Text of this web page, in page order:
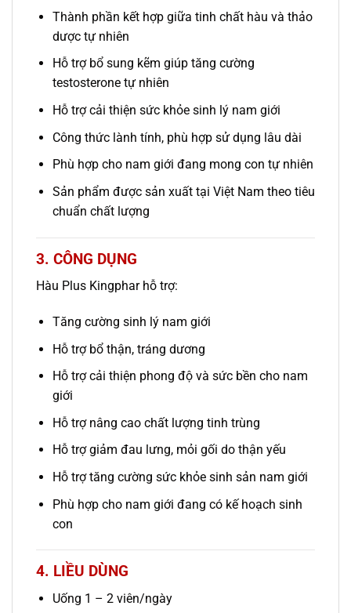
Thành phần kết hợp giữa tinh chất hàu và thảo
dược tự nhiên
Hỗ trợ bổ sung kẽm giúp tăng cường
testosterone tự nhiên
Hỗ trợ cải thiện sức khỏe sinh lý nam giới
Công thức lành tính, phù hợp sử dụng lâu dài
Phù hợp cho nam giới đang mong con tự nhiên
Sản phẩm được sản xuất tại Việt Nam theo tiêu
chuẩn chất lượng
3. CÔNG DỤNG
Hàu Plus Kingphar hỗ trợ:
Tăng cường sinh lý nam giới
Hỗ trợ bổ thận, tráng dương
Hỗ trợ cải thiện phong độ và sức bền cho nam
giới
Hỗ trợ nâng cao chất lượng tinh trùng
Hỗ trợ giảm đau lưng, mỏi gối do thận yếu
Hỗ trợ tăng cường sức khỏe sinh sản nam giới
Phù hợp cho nam giới đang có kế hoạch sinh
con
4. LIỀU DÙNG
Uống 1 – 2 viên/ngày